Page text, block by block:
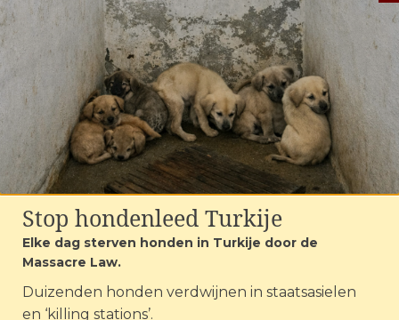
gevoelig en voelt aan wie een goed of
slecht mens is’, zei verzorger Olga. Als
Kamila iemand niet vertrouwde, liet ze
dat weten door te bijten. Maar van lieve
mensen kreeg ze nooit genoeg. Zeker de
stalmeester, die haar veel aaide, krabde
en stiekem extra lekkers toestopte, was
haar grote vriend!
Onrust in Dnjepr
In het gebied rondom opvangcentrum
onrustig. Dagelijks vonden er dichtbij
Stop hondenleed Turkije
Elke dag sterven honden in Turkije door de
Massacre Law.
Duizenden honden verdwijnen in staatsasielen
en ‘killing stations’.